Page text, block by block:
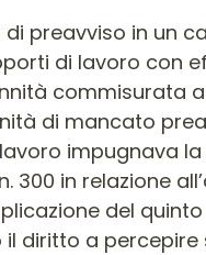
di preavviso in un
di lavoro con
commisurata
di mancato
impugnava la
300 in relazione
del
diritto a percepire